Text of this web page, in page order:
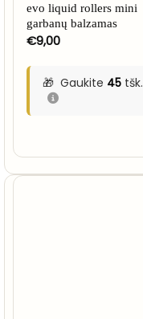
evo liquid rollers mini
garbanų balzamas
€9,00
Gaukite 45tšk.